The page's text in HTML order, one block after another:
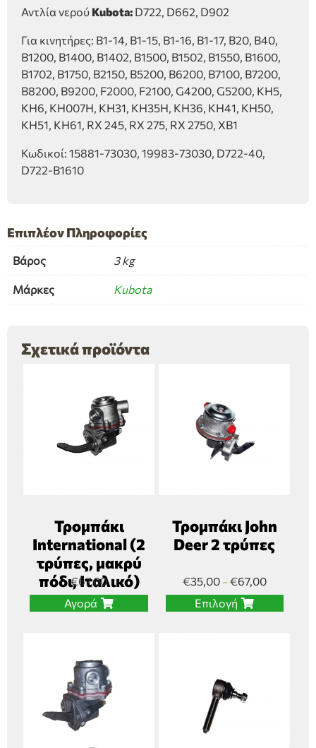
Αντλία νερού Kubota: D722, D662, D902
Για κινητήρες: B1-14, B1-15, B1-16, B1-17, B20, B40,
B1200, B1400, B1402, B1500, B1502, B1550, B1600,
B1702, B1750, B2150, B5200, B6200, B7100, B7200,
B8200, B9200, F2000, F2100, G4200, G5200, KH5,
KH6, KH007H, KH31, KH35H, KH36, KH41, KH50,
KH51, KH61, RX 245, RX 275, RX 2750, XB1
Κωδικοί: 15881-73030, 19983-73030, D722-40,
D722-B1610
Επιπλέον Πληροφορίες
Βάρος 3 kg
Μάρκες Kubota
Σχετικά προϊόντα
Τρομπάκι
International (2
τρύπες, μακρύ
πόδι, Ιταλικό)
€67,00
Αγορά
Τρομπάκι John
Deer 2 τρύπες
€35,00–€67,00
Επιλογή